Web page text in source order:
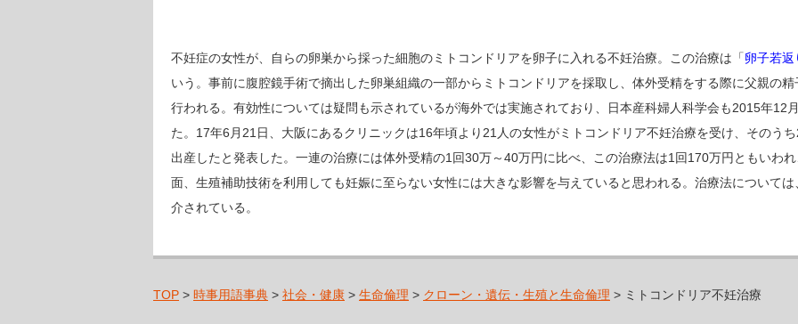
不妊症の女性が、自らの卵巣から採った細胞のミトコンドリアを卵子に入れる不妊治療。この治療は「卵子若返
いう。事前に腹腔鏡手術で摘出した卵巣組織の一部からミトコンドリアを採取し、体外受精をする際に父親の
行われる。有効性については疑問も示されているが海外では実施されており、日本産科婦人科学会も2015年12
た。17年6月21日、大阪にあるクリニックは16年頃より21人の女性がミトコンドリア不妊治療を受け、そのう
出産したと発表した。一連の治療には体外受精の1回30万～40万円に比べ、この治療法は1回170万円ともいわ
面、生殖補助技術を利用しても妊娠に至らない女性には大きな影響を与えていると思われる。治療法について
介されている。
TOP > 時事用語事典 > 社会・健康 > 生命倫理 > クローン・遺伝・生殖と生命倫理 > ミトコンドリア不妊治療